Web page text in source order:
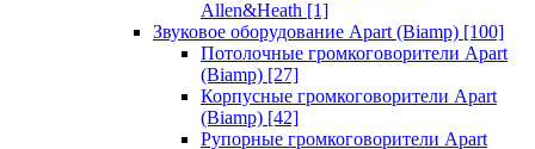
Allen&Heath [1]
Звуковое оборудование Apart (Biamp) [100]
Потолочные громкоговорители Apart
(Biamp) [27]
Корпусные громкоговорители Apart
(Biamp) [42]
Рупорные громкоговорители Apart